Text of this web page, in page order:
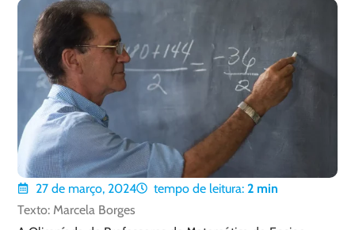
27 de março, 2024 tempo de leitura: 2 min
Texto: Marcela Borges